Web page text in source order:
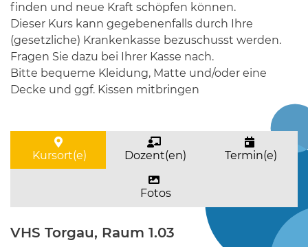
finden und neue Kraft schöpfen können.
Dieser Kurs kann gegebenenfalls durch Ihre
(gesetzliche) Krankenkasse bezuschusst werden.
Fragen Sie dazu bei Ihrer Kasse nach.
Bitte bequeme Kleidung, Matte und/oder eine
Decke und ggf. Kissen mitbringen
Kursort(e) Dozent(en) Termin(e)
Fotos
VHS Torgau, Raum 1.03